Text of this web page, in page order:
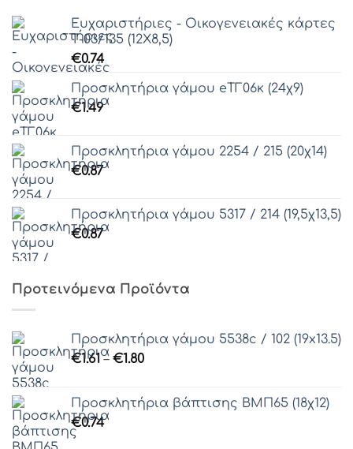
Ευχαριστήριες - Οικογενειακές κάρτες
Τ-03/135 (12Χ8,5)
€0.74
Προσκλητήρια γάμου eΤΓ06κ (24χ9)
€1.49
Προσκλητήρια γάμου 2254 / 215 (20χ14)
€0.87
Προσκλητήρια γάμου 5317 / 214 (19,5χ13,5)
€0.87
Προτεινόμενα Προϊόντα
Προσκλητήρια γάμου 5538c / 102 (19x13.5)
€1.61 – €1.80Price
through
Προσκλητήρια βάπτισης ΒΜΠ65 (18χ12)
€0.74